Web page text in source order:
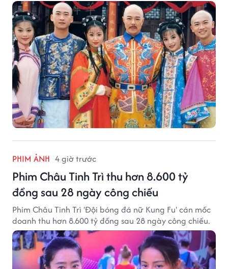
PHIM ẢNH 4 giờ trước
Phim Châu Tinh Trì thu hơn 8.600 tỷ
đồng sau 28 ngày công chiếu
Phim Châu Tinh Trì 'Đội bóng đá nữ Kung Fu' cán mốc
doanh thu hơn 8.600 tỷ đồng sau 28 ngày công chiếu.